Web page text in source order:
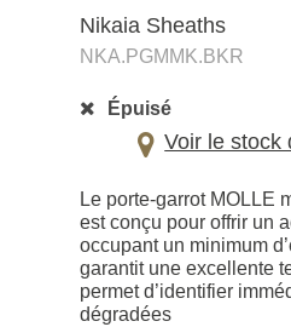
Nikaia Sheaths
NKA.PGMMK.BKR
Épuisé
Voir le stock
Le porte-garrot MOLLE
est conçu pour offrir un
occupant un minimum
garantit une excellente
permet d’identifier
dégradées